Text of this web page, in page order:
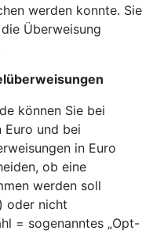
werden konnte. Sie
Überweisung
können Sie bei
Euro und bei
in Euro
ob eine
werden soll
oder nicht
= sogenanntes „Opt-